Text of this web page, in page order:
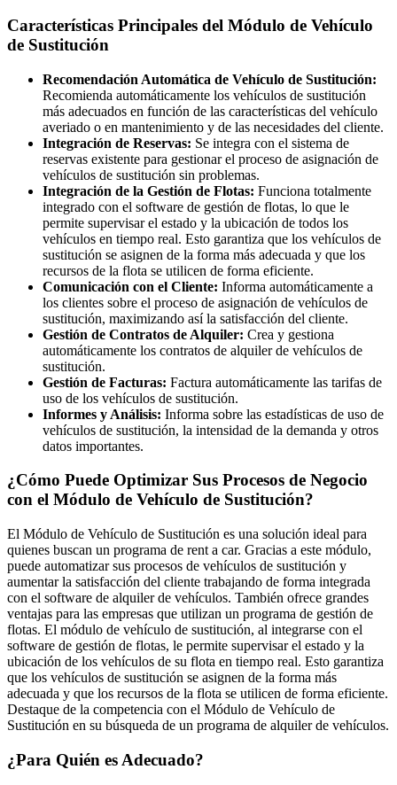
Características Principales del Módulo de Vehículo
de Sustitución
Recomendación Automática de Vehículo de Sustitución:
Recomienda automáticamente los vehículos de sustitución
más adecuados en función de las características del vehículo
averiado o en mantenimiento y de las necesidades del cliente.
Integración de Reservas: Se integra con el sistema de
reservas existente para gestionar el proceso de asignación de
vehículos de sustitución sin problemas.
Integración de la Gestión de Flotas: Funciona totalmente
integrado con el software de gestión de flotas, lo que le
permite supervisar el estado y la ubicación de todos los
vehículos en tiempo real. Esto garantiza que los vehículos de
sustitución se asignen de la forma más adecuada y que los
recursos de la flota se utilicen de forma eficiente.
Comunicación con el Cliente: Informa automáticamente a
los clientes sobre el proceso de asignación de vehículos de
sustitución, maximizando así la satisfacción del cliente.
Gestión de Contratos de Alquiler: Crea y gestiona
automáticamente los contratos de alquiler de vehículos de
sustitución.
Gestión de Facturas: Factura automáticamente las tarifas de
uso de los vehículos de sustitución.
Informes y Análisis: Informa sobre las estadísticas de uso de
vehículos de sustitución, la intensidad de la demanda y otros
datos importantes.
¿Cómo Puede Optimizar Sus Procesos de Negocio
con el Módulo de Vehículo de Sustitución?
El Módulo de Vehículo de Sustitución es una solución ideal para
quienes buscan un programa de rent a car. Gracias a este módulo,
puede automatizar sus procesos de vehículos de sustitución y
aumentar la satisfacción del cliente trabajando de forma integrada
con el software de alquiler de vehículos. También ofrece grandes
ventajas para las empresas que utilizan un programa de gestión de
flotas. El módulo de vehículo de sustitución, al integrarse con el
software de gestión de flotas, le permite supervisar el estado y la
ubicación de los vehículos de su flota en tiempo real. Esto garantiza
que los vehículos de sustitución se asignen de la forma más
adecuada y que los recursos de la flota se utilicen de forma eficiente.
Destaque de la competencia con el Módulo de Vehículo de
Sustitución en su búsqueda de un programa de alquiler de vehículos.
¿Para Quién es Adecuado?